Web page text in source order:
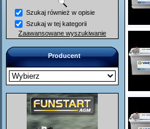
Szukaj również w opisie
Szukaj w tej kategorii
Zaawansowane wyszukiwanie
Producent